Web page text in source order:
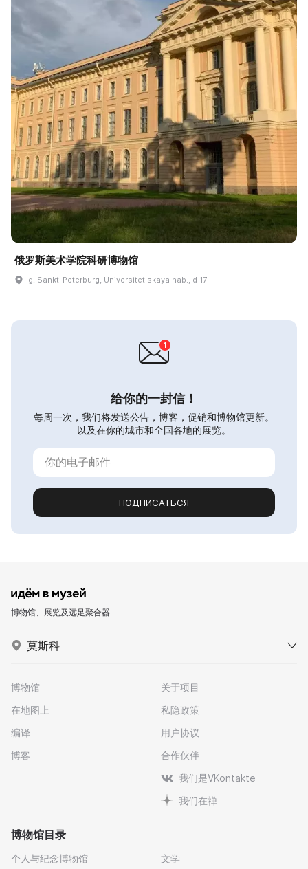
俄罗斯美术学院科研博物馆
g. Sankt-Peterburg, Universitet·skaya nab., d 17
给你的一封信！
每周一次，我们将发送公告，博客，促销和博物馆更新。
以及在你的城市和全国各地的展览。
ПОДПИСАТЬСЯ
博物馆、展览及远足聚合器
莫斯科
博物馆
在地图上
编译
博客
关于项目
私隐政策
用户协议
合作伙伴
我们是VKontakte
我们在禅
博物馆目录
个人与纪念博物馆 文学